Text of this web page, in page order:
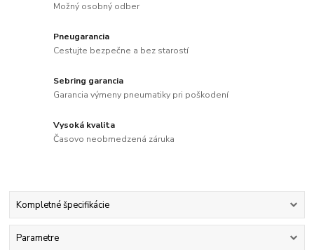
Možný osobný odber
Pneugarancia
Cestujte bezpečne a bez starostí
Sebring garancia
Garancia výmeny pneumatiky pri poškodení
Vysoká kvalita
Časovo neobmedzená záruka
Kompletné špecifikácie
Parametre